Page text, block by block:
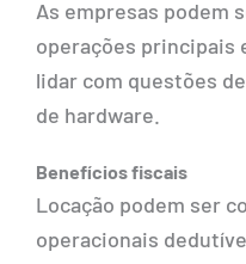
As empresas podem
operações principais
lidar com questões
de hardware.
Benefícios fiscais
Locação podem ser
operacionais